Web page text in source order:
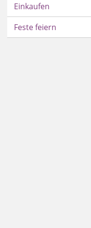
Einkaufen
Feste feiern